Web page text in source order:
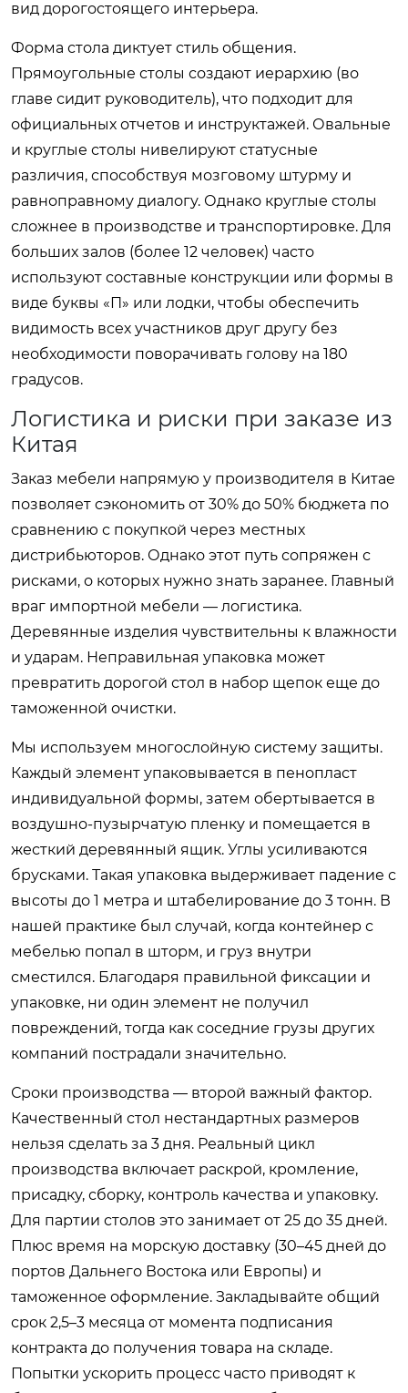
вид дорогостоящего интерьера.
Форма стола диктует стиль общения.
Прямоугольные столы создают иерархию (во
главе сидит руководитель), что подходит для
официальных отчетов и инструктажей. Овальные
и круглые столы нивелируют статусные
различия, способствуя мозговому штурму и
равноправному диалогу. Однако круглые столы
сложнее в производстве и транспортировке. Для
больших залов (более 12 человек) часто
используют составные конструкции или формы в
виде буквы «П» или лодки, чтобы обеспечить
видимость всех участников друг другу без
необходимости поворачивать голову на 180
градусов.
Логистика и риски при заказе из
Китая
Заказ мебели напрямую у производителя в Китае
позволяет сэкономить от 30% до 50% бюджета по
сравнению с покупкой через местных
дистрибьюторов. Однако этот путь сопряжен с
рисками, о которых нужно знать заранее. Главный
враг импортной мебели — логистика.
Деревянные изделия чувствительны к влажности
и ударам. Неправильная упаковка может
превратить дорогой стол в набор щепок еще до
таможенной очистки.
Мы используем многослойную систему защиты.
Каждый элемент упаковывается в пенопласт
индивидуальной формы, затем обертывается в
воздушно-пузырчатую пленку и помещается в
жесткий деревянный ящик. Углы усиливаются
брусками. Такая упаковка выдерживает падение с
высоты до 1 метра и штабелирование до 3 тонн. В
нашей практике был случай, когда контейнер с
мебелью попал в шторм, и груз внутри
сместился. Благодаря правильной фиксации и
упаковке, ни один элемент не получил
повреждений, тогда как соседние грузы других
компаний пострадали значительно.
Сроки производства — второй важный фактор.
Качественный стол нестандартных размеров
нельзя сделать за 3 дня. Реальный цикл
производства включает раскрой, кромление,
присадку, сборку, контроль качества и упаковку.
Для партии столов это занимает от 25 до 35 дней.
Плюс время на морскую доставку (30–45 дней до
портов Дальнего Востока или Европы) и
таможенное оформление. Закладывайте общий
срок 2,5–3 месяца от момента подписания
контракта до получения товара на складе.
Попытки ускорить процесс часто приводят к